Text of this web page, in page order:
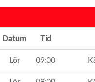
Datum Tid
Lör 09:00